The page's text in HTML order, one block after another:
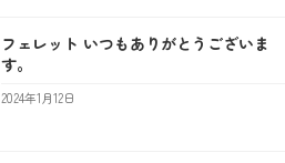
フェレット いつもありがとうございま
す。
2024年1月12日